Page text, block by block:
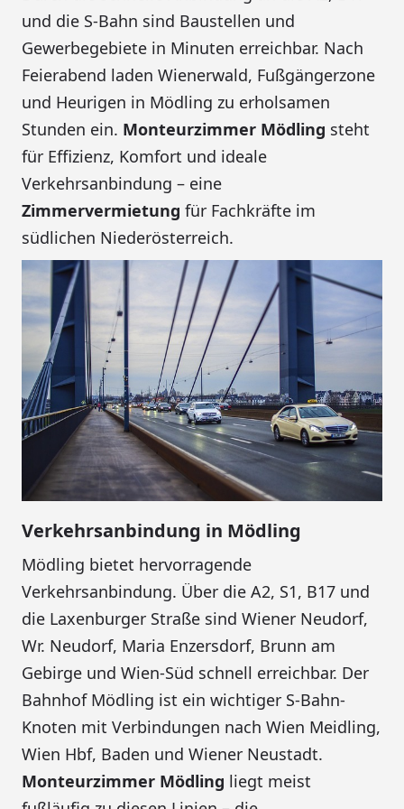
und die S-Bahn sind Baustellen und
Gewerbegebiete in Minuten erreichbar. Nach
Feierabend laden Wienerwald, Fußgängerzone
und Heurigen in Mödling zu erholsamen
Stunden ein. Monteurzimmer Mödling steht
für Effizienz, Komfort und ideale
Verkehrsanbindung – eine
Zimmervermietung für Fachkräfte im
südlichen Niederösterreich.
Verkehrsanbindung in Mödling
Mödling bietet hervorragende
Verkehrsanbindung. Über die A2, S1, B17 und
die Laxenburger Straße sind Wiener Neudorf,
Wr. Neudorf, Maria Enzersdorf, Brunn am
Gebirge und Wien-Süd schnell erreichbar. Der
Bahnhof Mödling ist ein wichtiger S-Bahn-
Knoten mit Verbindungen nach Wien Meidling,
Wien Hbf, Baden und Wiener Neustadt.
Monteurzimmer Mödling liegt meist